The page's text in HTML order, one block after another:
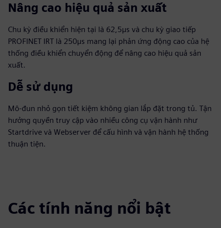
Nâng cao hiệu quả sản xuất
Chu kỳ điều khiển hiện tại là 62,5μs và chu kỳ giao tiếp
PROFINET IRT là 250μs mang lại phản ứng động cao của hệ
thống điều khiển chuyển động để nâng cao hiệu quả sản
xuất.
Dễ sử dụng
Mô-đun nhỏ gọn tiết kiệm không gian lắp đặt trong tủ. Tận
hưởng quyền truy cập vào nhiều công cụ vận hành như
Startdrive và Webserver để cấu hình và vận hành hệ thống
thuận tiện.
Các tính năng nổi bật